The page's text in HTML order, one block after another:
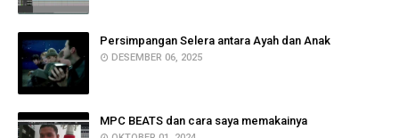
Persimpangan Selera antara Ayah dan Anak
DESEMBER 06, 2025
MPC BEATS dan cara saya memakainya